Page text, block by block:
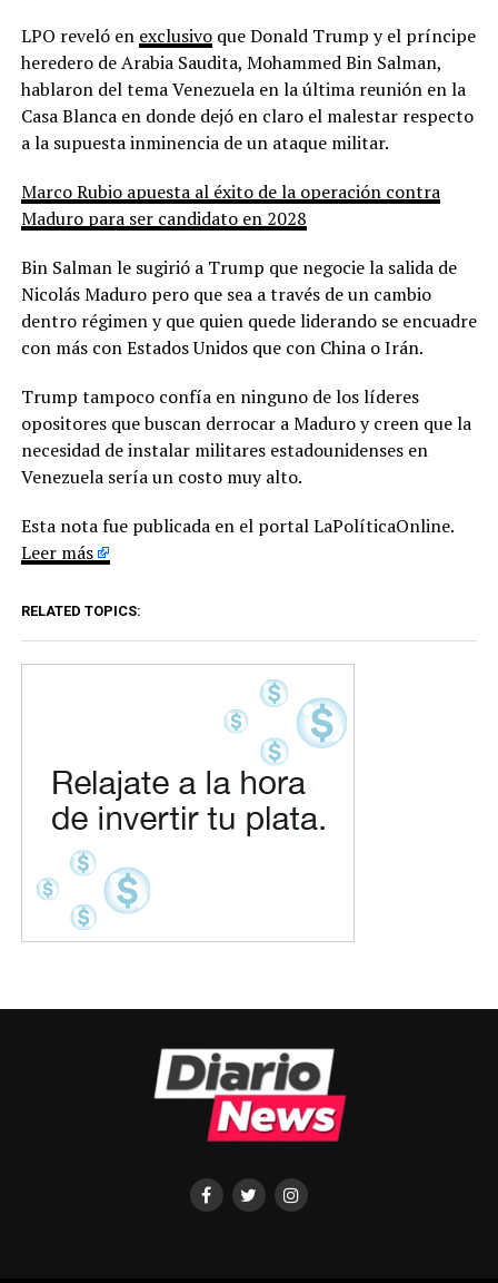
LPO reveló en exclusivoque Donald Trump y el príncipe
heredero de Arabia Saudita, Mohammed Bin Salman,
hablaron del tema Venezuela en la última reunión en la
Casa Blanca en donde dejó en claro el malestar respecto
a la supuesta inminencia de un ataque militar.
Marco Rubio apuesta al éxito de la operación contra
Maduro para ser candidato en 2028
Bin Salman le sugirió a Trump que negocie la salida de
Nicolás Maduro pero que sea a través de un cambio
dentro régimen y que quien quede liderando se encuadre
con más con Estados Unidos que con China o Irán.
Trump tampoco confía en ninguno de los líderes
opositores que buscan derrocar a Maduro y creen que la
necesidad de instalar militares estadounidenses en
Venezuela sería un costo muy alto.
Esta nota fue publicada en el portal LaPolíticaOnline.
Leer más
RELATED TOPICS: